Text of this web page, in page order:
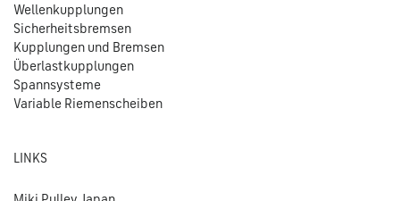
Wellenkupplungen
Sicherheitsbremsen
Kupplungen und Bremsen
Überlastkupplungen
Spannsysteme
Variable Riemenscheiben
LINKS